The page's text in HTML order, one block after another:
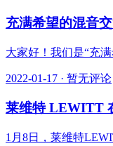
充满希望的混音
大家好！我们是“充
2022-01-17 · 暂无评论
莱维特 LEWITT
1月8日，莱维特